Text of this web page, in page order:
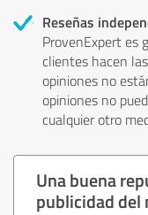
Reseñas
ProvenExpert es
clientes hacen
opiniones no
opiniones no
cualquier otro
Una buena
publicidad del